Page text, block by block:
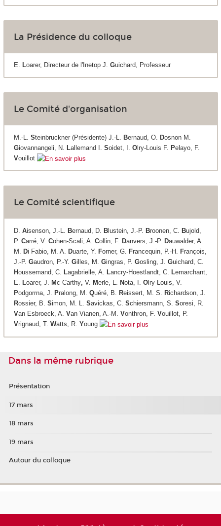
La Présidence du colloque
E. Loarer, Directeur de l'Inetop J. Guichard, Professeur
Le Comité d'organisation
M.-L. Steinbruckner (Présidente) J.-L. Bernaud, O. Dosnon M.
Giovannangeli, N. Lallemand I. Soidet, I. Olry-Louis F. Pelayo, F.
Vouillot
Le Comité scientifique
D. Aisenson, J.-L. Bernaud, D. Blustein, J.-P. Broonen, C. Bujold,
P. Carré, V. Cohen-Scali, A. Collin, F. Danvers, J.-P. Dauwalder, A.
M. Di Fabio, M. A. Duarte, Y. Forner, G. Francequin, P.-H. François,
J.-P. Gaudron, P.-Y. Gilles, M. Gingras, P. Gosling, J. Guichard, C.
Houssemand, C. Lagabrielle, A. Lancry-Hoestlandt, C. Lemarchant,
E. Loarer, J. Mc Carthy, V. Merle, L. Nota, I. Olry-Louis, V.
Podgorrna, J. Pralong, M. Quéré, B. Reissert, M. S. Richardson, J.
Rossier, B. Simon, M. L. Savickas, C. Schiersmann, S. Soresi, R.
Van Esbroeck, A. Van Vianen, A.-M. Vonthron, F. Vouillot, P.
Vrignaud, T. Watts, R. Young
Dans la même rubrique
Présentation
17 mars
18 mars
19 mars
Autour du colloque